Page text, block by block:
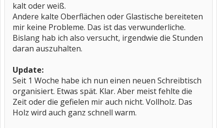
kalt oder weiß.
Andere kalte Oberflächen oder Glastische bereiteten
mir keine Probleme. Das ist das verwunderliche.
Bislang hab ich also versucht, irgendwie die Stunden
daran auszuhalten.
Update:
Seit 1 Woche habe ich nun einen neuen Schreibtisch
organisiert. Etwas spät. Klar. Aber meist fehlte die
Zeit oder die gefielen mir auch nicht. Vollholz. Das
Holz wird auch ganz schnell warm.